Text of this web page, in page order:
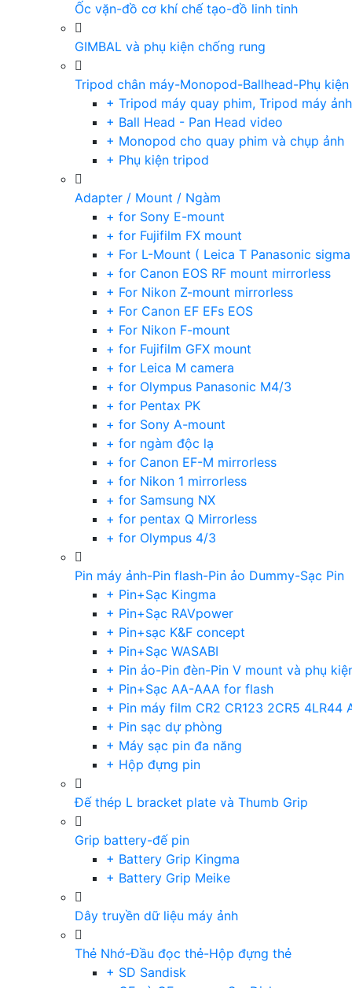
Ốc vặn-đồ cơ khí chế tạo-đồ linh tinh
GIMBAL và phụ kiện chống rung
Tripod chân máy-Monopod-Ballhead-Phụ kiện
+ Tripod máy quay phim, Tripod máy
+ Ball Head - Pan Head video
+ Monopod cho quay phim và chụp ảnh
+ Phụ kiện tripod
Adapter / Mount / Ngàm
+ for Sony E-mount
+ for Fujifilm FX mount
+ For L-Mount ( Leica T Panasonic
+ for Canon EOS RF mount mirrorless
+ For Nikon Z-mount mirrorless
+ For Canon EF EFs EOS
+ For Nikon F-mount
+ for Fujifilm GFX mount
+ for Leica M camera
+ for Olympus Panasonic M4/3
+ for Pentax PK
+ for Sony A-mount
+ for ngàm độc lạ
+ for Canon EF-M mirrorless
+ for Nikon 1 mirrorless
+ for Samsung NX
+ for pentax Q Mirrorless
+ for Olympus 4/3
Pin máy ảnh-Pin flash-Pin ảo Dummy-Sạc Pin
+ Pin+Sạc Kingma
+ Pin+Sạc RAVpower
+ Pin+sạc K&F concept
+ Pin+Sạc WASABI
+ Pin ảo-Pin đèn-Pin V mount và phụ
+ Pin+Sạc AA-AAA for flash
+ Pin máy film CR2 CR123 2CR5 4LR44
+ Pin sạc dự phòng
+ Máy sạc pin đa năng
+ Hộp đựng pin
Đế thép L bracket plate và Thumb Grip
Grip battery-đế pin
+ Battery Grip Kingma
+ Battery Grip Meike
Dây truyền dữ liệu máy ảnh
Thẻ Nhớ-Đầu đọc thẻ-Hộp đựng thẻ
+ SD Sandisk